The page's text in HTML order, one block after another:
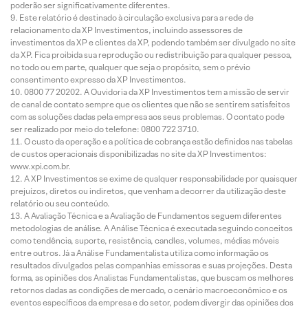
poderão ser significativamente diferentes.
Este relatório é destinado à circulação exclusiva para a rede de
relacionamento da XP Investimentos, incluindo assessores de
investimentos da XP e clientes da XP, podendo também ser divulgado no site
da XP. Fica proibida sua reprodução ou redistribuição para qualquer pessoa,
no todo ou em parte, qualquer que seja o propósito, sem o prévio
consentimento expresso da XP Investimentos.
0800 77 20202. A Ouvidoria da XP Investimentos tem a missão de servir
de canal de contato sempre que os clientes que não se sentirem satisfeitos
com as soluções dadas pela empresa aos seus problemas. O contato pode
ser realizado por meio do telefone: 0800 722 3710.
O custo da operação e a política de cobrança estão definidos nas tabelas
de custos operacionais disponibilizadas no site da XP Investimentos:
www.xpi.com.br.
A XP Investimentos se exime de qualquer responsabilidade por quaisquer
prejuízos, diretos ou indiretos, que venham a decorrer da utilização deste
relatório ou seu conteúdo.
A Avaliação Técnica e a Avaliação de Fundamentos seguem diferentes
metodologias de análise. A Análise Técnica é executada seguindo conceitos
como tendência, suporte, resistência, candles, volumes, médias móveis
entre outros. Já a Análise Fundamentalista utiliza como informação os
resultados divulgados pelas companhias emissoras e suas projeções. Desta
forma, as opiniões dos Analistas Fundamentalistas, que buscam os melhores
retornos dadas as condições de mercado, o cenário macroeconômico e os
eventos específicos da empresa e do setor, podem divergir das opiniões dos